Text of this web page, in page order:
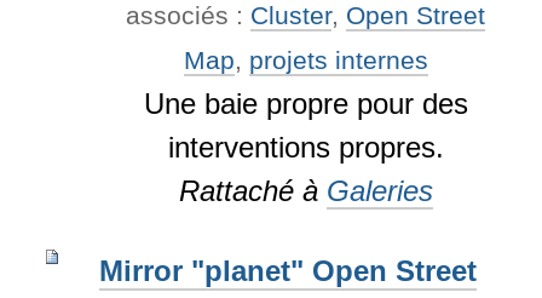
associés : Cluster, Open Street
Map, projets internes
Une baie propre pour des
interventions propres.
Rattaché à Galeries
Mirror "planet" Open Street